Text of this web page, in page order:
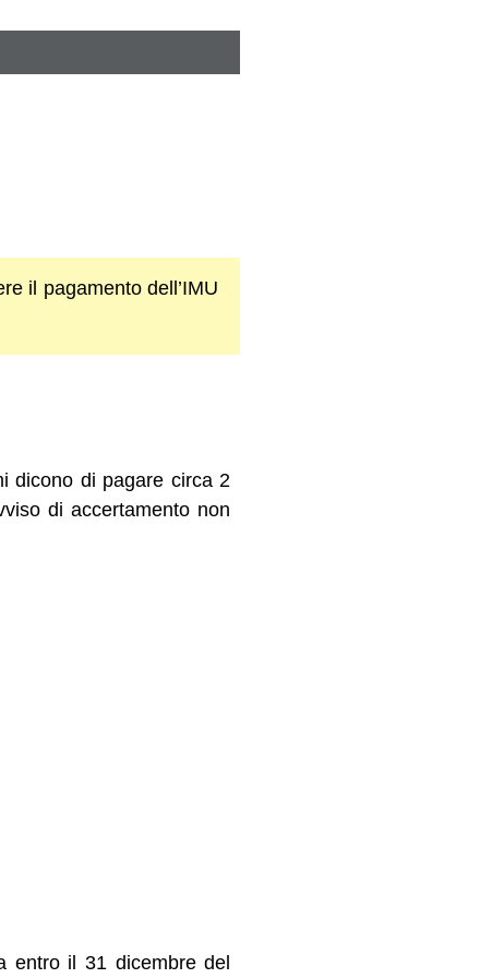
il pagamento dell’IMU
dicono di pagare circa 2
di accertamento non
entro il 31 dicembre del